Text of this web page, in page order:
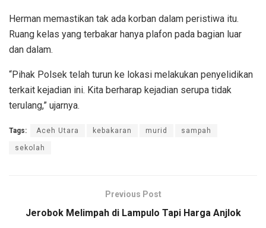
Herman memastikan tak ada korban dalam peristiwa itu.
Ruang kelas yang terbakar hanya plafon pada bagian luar
dan dalam.
“Pihak Polsek telah turun ke lokasi melakukan penyelidikan
terkait kejadian ini. Kita berharap kejadian serupa tidak
terulang,” ujarnya.
Tags: Aceh Utara kebakaran murid sampah
sekolah
Previous Post
Jerobok Melimpah di Lampulo Tapi Harga Anjlok